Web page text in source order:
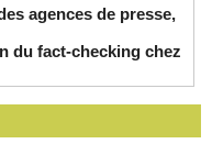
agences de presse,
du fact-checking chez